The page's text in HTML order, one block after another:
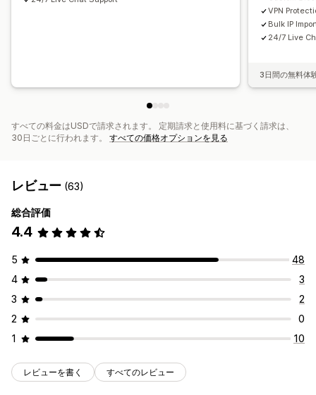
VPN
Bulk IP
24/7 Live
3日間の無料体
すべての料金はUSDで請求されます。 定期請求と使用料に基づく請求は、
30日ごとに行われます。 すべての価格オプションを見る
レビュー (63)
総合評価
4.4
5
48
4
3
3
2
2
0
1
10
レビューを書く すべてのレビュー